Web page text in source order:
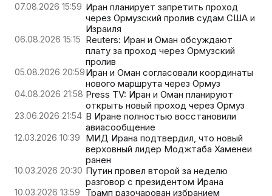
07.08.2026 15:59 Иран планирует запретить проход
через Ормузский пролив судам США и
Израиля
06.08.2026 15:15 Reuters: Иран и Оман обсуждают
плату за проход через Ормузский
пролив
05.08.2026 20:59Иран и Оман согласовали координаты
нового маршрута через Ормуз
04.08.2026 21:58 Press TV: Иран и Оман планируют
открыть новый проход через Ормуз
23.06.2026 21:54 В Иране полностью восстановили
авиасообщение
12.03.2026 10:39
МИД Ирана подтвердил, что новый
верховный лидер Моджтаба Хаменеи
ранен
10.03.2026 20:30 Путин провел второй за неделю
разговор с президентом Ирана
10.03.2026 13:59
Трамп разочарован избранием